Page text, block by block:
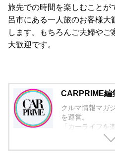
旅先での時間を楽しむことが
呂市にある一人旅のお客様大
します。もちろんご夫婦や
大歓迎です。
CARPRIME編
クルマ情報マガ
を運営。
「カーライフを
げ、編集に取り